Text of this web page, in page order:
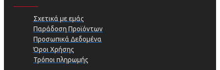
Σχετικά με εμάς
Παράδοση Προϊόντων
Προσωπικά Δεδομένα
Όροι Χρήσης
Τρόποι πληρωμής